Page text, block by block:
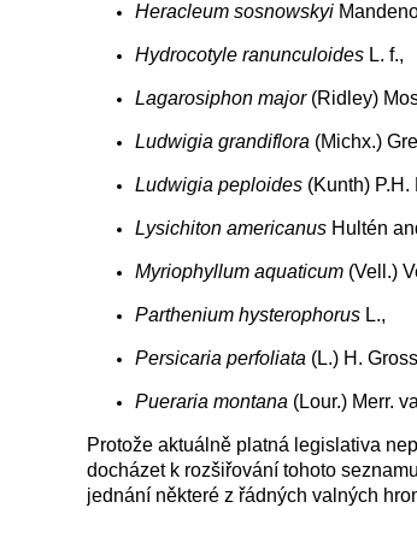
Heracleum sosnowskyi
Hydrocotyle ranunculoides L. f.,
Lagarosiphon major(Ridley)
Ludwigia grandiflora (Michx.)
Ludwigia peploides (Kunth) P.H.
Lysichiton americanus Hultén
Myriophyllum aquaticum (Vell.)
Parthenium hysterophorus L.,
Persicaria perfoliata (L.) H.
Pueraria montana (Lour.) Merr.
Protože aktuálně platná legislativa
docházet k rozšiřování tohoto
jednání některé z řádných valných